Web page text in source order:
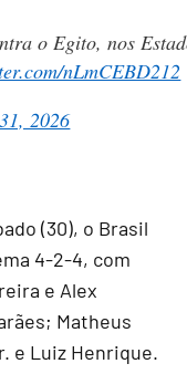
o Egito, nos
nLmCEBD212
2026
(30), o Brasil
4-2-4, com
e Alex
Matheus
e Luiz Henrique.